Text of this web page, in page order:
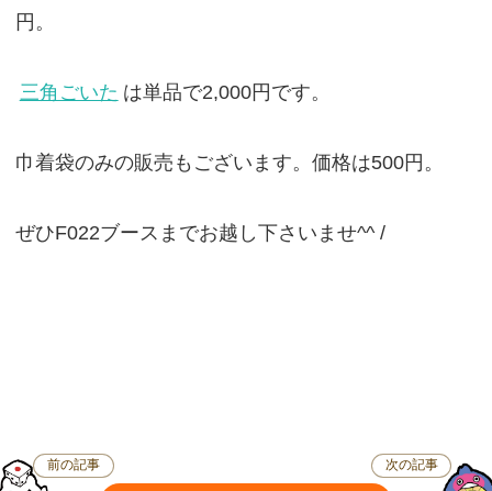
円。
三角ごいた は単品で2,000円です。
巾着袋のみの販売もございます。価格は500円。
ぜひF022ブースまでお越し下さいませ^^ /
前の記事 次の記事